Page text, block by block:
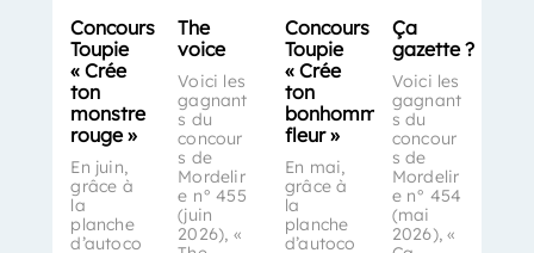
Concours
Toupie
« Crée
ton
monstre
rouge »
En juin,
grâce à
la
planche
d’autoco
The
voice
Voici les
gagnant
s du
concour
s de
Mordelir
e n° 455
(juin
2026), «
Concours
Toupie
« Crée
ton
bonhomme-
fleur »
En mai,
grâce à
la
planche
d’autoco
Ça
gazette ?
Voici les
gagnant
s du
concour
s de
Mordelir
e n° 454
(mai
2026), «